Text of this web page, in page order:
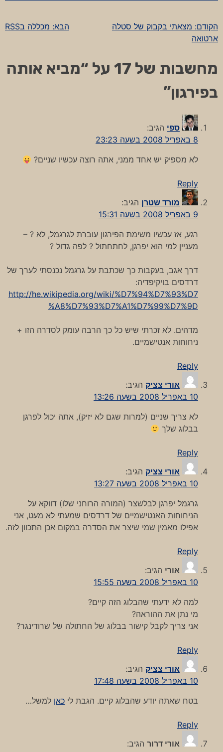
ניווט
הקודם: מצאתי בקבוק של סטלה
ארטואה
הבא: מכללה בRSS
מחשבות של 17 על “
מביא אותה
בפירגון”
ספי הגיב:
8 באפריל 2008 בשעה 23:23
לא מספיק יש אחד ממני, אתה רוצה עכשיו שניים?
Reply
מורד שטרן הגיב:
9 באפריל 2008 בשעה 15:31
רגע, אז עכשיו משימת הפירגון עוברת לגרגמל, לא ? –
מעניין למי הוא יפרגן, לחתחתול ? לפה גדול ?
דרך אגב, בעקבות כך שכתבת על גרגמל נכנסתי לערך של
דרדסים בויקיפדיה:
http://he.wikipedia.org/wiki/%D7%94%D7%93%D7
%A8%D7%93%D7%A1%D7%99%D7%9D
מדהים. לא זכרתי שיש כל כך הרבה עומק לסדרה הזו +
ניחוחות אנטישמיים.
Reply
אורי צציק הגיב:
10 באפריל 2008 בשעה 13:26
לא צריך שניים (למרות שגם לא יזיק), אתה יכול לפרגן
בבלוג שלך
Reply
אורי צציק הגיב:
10 באפריל 2008 בשעה 13:27
גרגמל יפרגן לבלשצר (המורה הרוחני שלו) דווקא על
הניחוחות האנטישמיים של דרדסים שמעתי לא מעט, אני
אפילו מאמין שמי שיצר את הסדרה במקום אכן התכוון לזה.
Reply
אורי הגיב:
10 באפריל 2008 בשעה 15:55
למה לא ידעתי שהבלוג הזה קיים?
מי נתן את ההוראה?
אני צריך לקבל קישור בבלוג של החתולה של שרודינגר?
Reply
אורי צציק הגיב:
10 באפריל 2008 בשעה 17:48
בטח שאתה יודע שהבלוג קיים. הגבת לי כאן למשל…
Reply
אורי דרור הגיב: